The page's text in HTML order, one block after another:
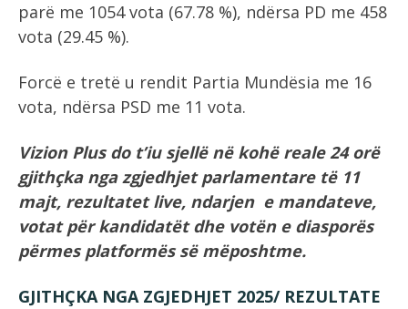
parë me 1054 vota (67.78 %), ndërsa PD me 458
vota (29.45 %).
Forcë e tretë u rendit Partia Mundësia me 16
vota, ndërsa PSD me 11 vota.
Vizion Plus do t’iu sjellë në kohë reale 24 orë
gjithçka nga zgjedhjet parlamentare të 11
majt, rezultatet live, ndarjen e mandateve,
votat për kandidatët dhe votën e diasporës
përmes platformës së mëposhtme.
GJITHÇKA NGA ZGJEDHJET 2025/ REZULTATE